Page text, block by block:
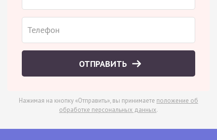
ОТПРАВИТЬ
Нажимая на кнопку «Отправить», вы принимаете положение об
обработке персональных данных.